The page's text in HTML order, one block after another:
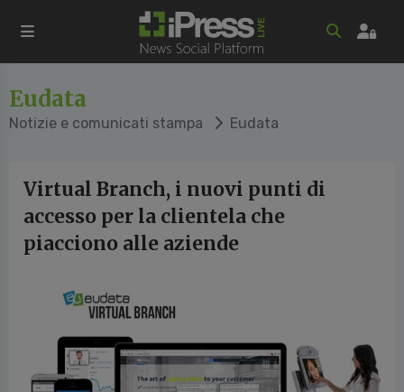
Eudata
Notizie e comunicati stampa Eudata
Virtual Branch, i nuovi punti di
accesso per la clientela che
piacciono alle aziende